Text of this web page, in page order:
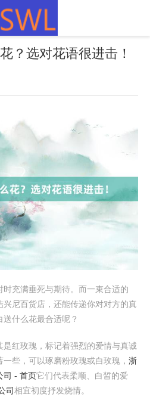
？选对花语很进击！
充满垂死与期待。而一束合适的
尼百货店，还能传递你对对方的真
什么花最合适呢？
红玫瑰，标记着强烈的爱情与真诚
些，可以琢磨粉玫瑰或白玫瑰， 浙
司 - 首页它们代表柔顺、白皙的爱
司相宜初度抒发烧情。